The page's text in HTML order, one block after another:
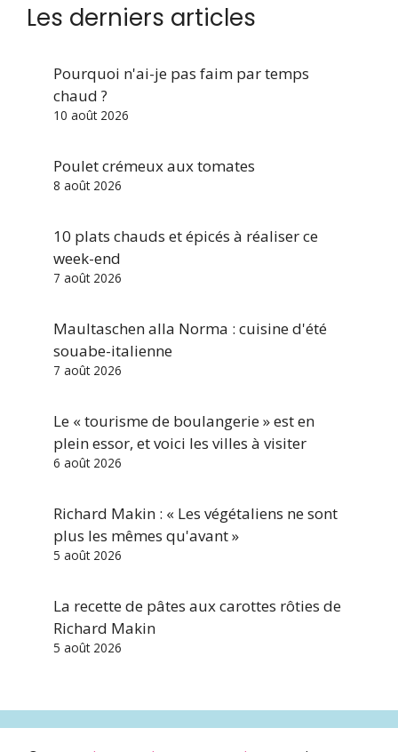
Les derniers articles
Pourquoi n'ai-je pas faim par temps
chaud ?
10 août 2026
Poulet crémeux aux tomates
8 août 2026
10 plats chauds et épicés à réaliser ce
week-end
7 août 2026
Maultaschen alla Norma : cuisine d'été
souabe-italienne
7 août 2026
Le « tourisme de boulangerie » est en
plein essor, et voici les villes à visiter
6 août 2026
Richard Makin : « Les végétaliens ne sont
plus les mêmes qu'avant »
5 août 2026
La recette de pâtes aux carottes rôties de
Richard Makin
5 août 2026